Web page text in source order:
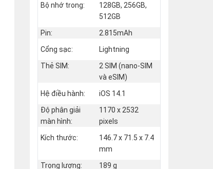
Bộ nhớ trong:
128GB, 256GB,
512GB
Pin:
2.815mAh
Cổng sạc:
Lightning
Thẻ SIM:
2 SIM (nano‑SIM
và eSIM)
Hệ điều hành:
iOS 14.1
Độ phân giải
màn hình:
1170 x 2532
pixels
Kích thước:
146.7 x 71.5 x 7.4
mm
Trọng lượng:
189 g